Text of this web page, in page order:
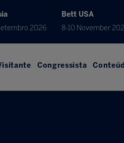
2026
Bett USA
8-10 November
Congressista